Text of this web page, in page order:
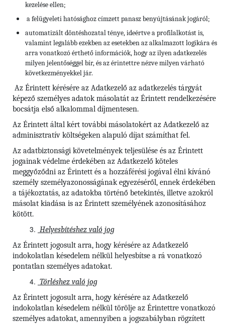
kezelése ellen;
a felügyeleti hatósághoz címzett panasz benyújtásának jogáról;
automatizált döntéshozatal ténye, ideértve a profilalkotást is,
valamint legalább ezekben az esetekben az alkalmazott logikára és
arra vonatkozó érthető információk, hogy az ilyen adatkezelés
milyen jelentőséggel bír, és az érintettre nézve milyen várható
következményekkel jár.
Az Érintett kérésére az Adatkezelő az adatkezelés tárgyát
képező személyes adatok másolatát az Érintett rendelkezésére
bocsátja első alkalommal díjmentesen.
Az Érintett által kért további másolatokért az Adatkezelő az
adminisztratív költségeken alapuló díjat számíthat fel.
Az adatbiztonsági követelmények teljesülése és az Érintett
jogainak védelme érdekében az Adatkezelő köteles
meggyőződni az Érintett és a hozzáférési jogával élni kívánó
személy személyazonosságának egyezéséről, ennek érdekében
a tájékoztatás, az adatokba történő betekintés, illetve azokról
másolat kiadása is az Érintett személyének azonosításához
kötött.
Helyesbítéshez való jog
Az Érintett jogosult arra, hogy kérésére az Adatkezelő
indokolatlan késedelem nélkül helyesbítse a rá vonatkozó
pontatlan személyes adatokat.
Törléshez való jog
Az Érintett jogosult arra, hogy kérésére az Adatkezelő
indokolatlan késedelem nélkül törölje az Érintettre vonatkozó
személyes adatokat, amennyiben a jogszabályban rögzített